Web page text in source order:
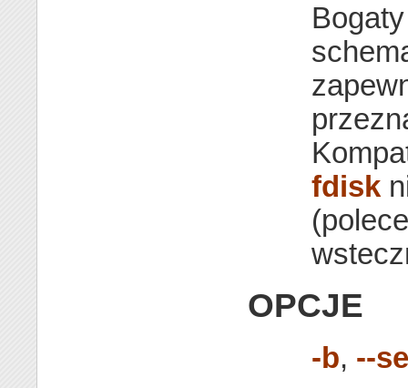
fdisk
OPCJE
-b, --